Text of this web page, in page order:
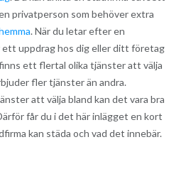
privatperson som behöver extra
.När du letar efter en
ett uppdrag hos dig eller ditt företag
ett flertal olika tjänster att välja
fler tjänster än andra.
att välja bland kan det vara bra
får du i det här inlägget en kort
kan städa och vad det innebär.